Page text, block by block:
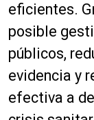
eficientes.
posible
públicos,
evidencia y
efectiva a